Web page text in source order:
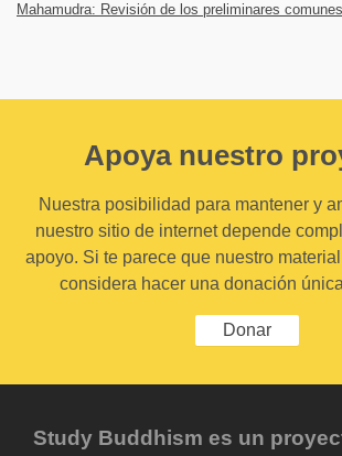
Mahamudra: Revisión de los preliminares comunes
Apoya nuestro
Nuestra posibilidad para mantener y
nuestro sitio de internet depende
apoyo. Si te parece que nuestro
considera hacer una donación
Donar
Study Buddhism es un